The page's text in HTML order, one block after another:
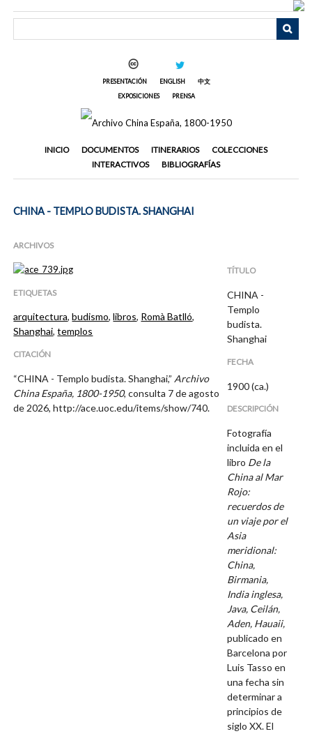
PRESENTACIÓN ENGLISH
中文
EXPOSICIONES
PRENSA
INICIO DOCUMENTOS ITINERARIOS
COLECCIONES
INTERACTIVOS
BIBLIOGRAFÍAS
CHINA - TEMPLO BUDISTA. SHANGHAI
ARCHIVOS
ETIQUETAS
arquitectura,budismo,libros, Romà Batlló,
Shanghai,templos
CITACIÓN
“CHINA - Templo budista. Shanghai,” Archivo
China España, 1800-1950, consulta 7 de agosto
de 2026,http://ace.uoc.edu/items/show/740.
TÍTULO
CHINA -
Templo
budista.
Shanghai
FECHA
1900 (ca.)
DESCRIPCIÓN
Fotografía
incluida en el
libro De la
China al Mar
Rojo:
recuerdos de
un viaje por el
Asia
meridional:
China,
Birmania,
India inglesa,
Java, Ceilán,
Aden, Hauaii,
publicado en
Barcelona por
Luis Tasso en
una fecha sin
determinar a
principios de
siglo XX. El